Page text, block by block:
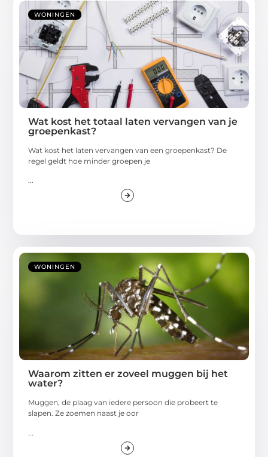
WONINGEN
Wat kost het totaal laten vervangen van je
groepenkast?
Wat kost het laten vervangen van een groepenkast? De
regel geldt hoe minder groepen je
...
WONINGEN
Waarom zitten er zoveel muggen bij het
water?
Muggen, de plaag van iedere persoon die probeert te
slapen. Ze zoemen naast je oor